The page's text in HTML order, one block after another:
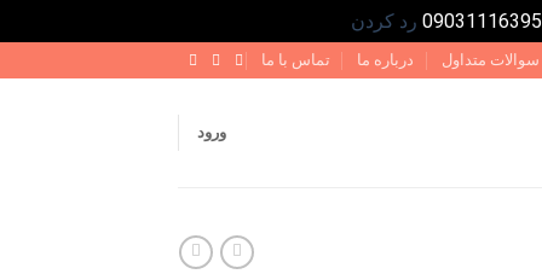
رد کردن
سوالات متداول درباره ما تماس با ما
ورود